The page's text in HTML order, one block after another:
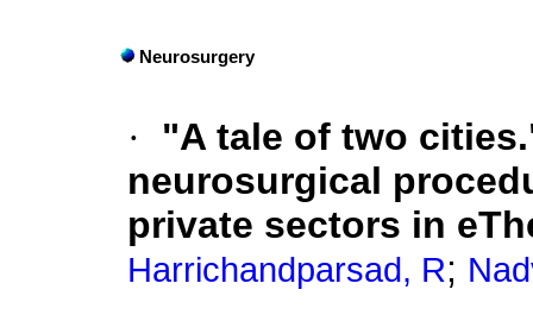
Neurosurgery
·
"A tale of two
neurosurgical
private sectors in
Harrichandparsad, R;